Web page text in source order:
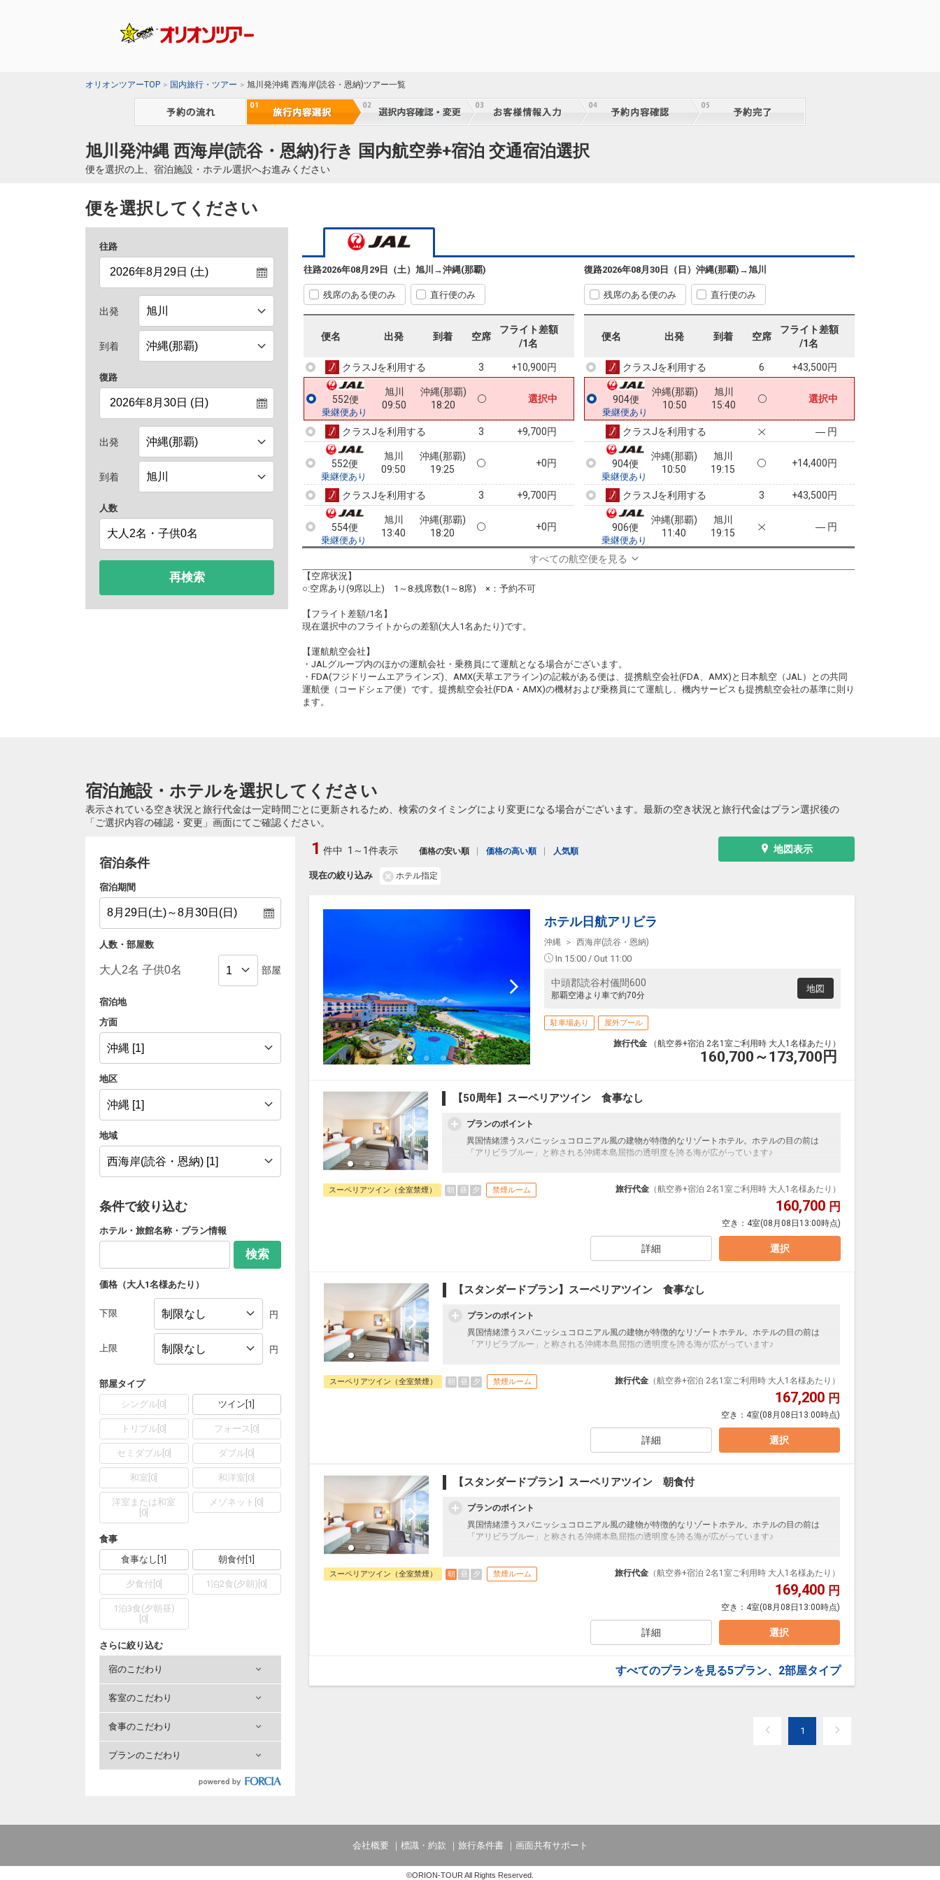
オリオンツアーTOP 国内旅行・ツアー 旭川発沖縄 西海岸(読谷・恩納)ツアー一覧
旭川発沖縄 西海岸(読谷・恩納)行き 国内航空券+宿泊 交通宿泊選択
便を選択の上、宿泊施設・ホテル選択へお進みください
便を選択してください
往路
出発
到着
復路
出発
到着
人数
再検索
往路2026年08月29日（土） 旭川 →沖縄(那覇)
残席のある便のみ 直行便のみ
便名 出発 到着 空席
フライト差額
/1名
552便
乗継便あり
旭川
09:50
沖縄(那覇)
16:25
クラスJを利用する 3
552便
09:50
沖縄(那覇)
17:40
+1,200円
クラスJを利用する 3 +10,900円
552便
乗継便あり
旭川
09:50
沖縄(那覇)
18:20
選択中
クラスJを利用する 3 +9,700円
552便
乗継便あり
旭川
09:50
沖縄(那覇)
19:25
+0円
クラスJを利用する 3 +9,700円
554便
乗継便あり
旭川
13:40
沖縄(那覇)
18:20
+0円
+9,700円
554便
旭川
13:40
沖縄(那覇)
19:25
クラスJを利用する 3 +16,900円
554便
乗継便あり
13:40
22:30
クラスJを利用する 3 +19,200円
復路2026年08月30日（日） 沖縄(那覇) →旭川
残席のある便のみ 直行便のみ
便名 出発 到着 空席
フライト差額
/1名
902便
乗継便あり
沖縄(那覇)
09:55
旭川
15:40
6
クラスJを利用する
902便
09:55
旭川
19:15
4 +7,300円
クラスJを利用する 6 +43,500円
904便
乗継便あり
沖縄(那覇)
10:50
旭川
15:40
選択中
クラスJを利用する ― 円
904便
乗継便あり
沖縄(那覇)
10:50
旭川
19:15
+14,400円
クラスJを利用する 3 +43,500円
906便
乗継便あり
沖縄(那覇)
11:40
旭川
19:15
― 円
クラスJを利用する
乗継便あり
クラスJを利用する 3 +45,800円
すべての航空便を見る
【空席状況】
○:空席あり(9席以上) 1～8:残席数(1～8席) ×：予約不可
【フライト差額/1名】
現在選択中のフライトからの差額(大人1名あたり)です。
【運航航空会社】
・JALグループ内のほかの運航会社・乗務員にて運航となる場合がございます。
・FDA(フジドリームエアラインズ)、AMX(天草エアライン)の記載がある便は、提携航空会社(FDA、AMX)と日本航空（JAL）との共同
運航便（コードシェア便）です。提携航空会社(FDA・AMX)の機材および乗務員にて運航し、機内サービスも提携航空会社の基準に則り
ます。
宿泊施設・ホテルを選択してください
表示されている空き状況と旅行代金は一定時間ごとに更新されるため、検索のタイミングにより変更になる場合がございます。最新の空き状況と旅行代金はプラン選択後の
「ご選択内容の確認・変更」画面にてご確認ください。
宿泊条件
宿泊期間
人数・部屋数
部屋
宿泊地
方面
地区
地域
条件で絞り込む
ホテル・旅館名称・プラン情報
検索
価格（大人1名様あたり）
下限 円
上限 円
部屋タイプ
シングル 0 ツイン 1
トリプル 0 フォース 0]
セミダブル[ 0] ダブル 0
和室 0 和洋室 0
洋室または和室
0
メゾネット 0
食事
食事なし 1 朝食付 1
夕食付 0] 1泊2食(夕朝) 0
1泊3食(夕朝昼)
0
さらに絞り込む
宿のこだわり
客室のこだわり
食事のこだわり
プランのこだわり
地図表示
現在の絞り込み ホテル指定
1 件中 1～1件表示 価格の安い順 価格の高い順 人気順
ホテル日航アリビラ
沖縄 西海岸(読谷・恩納)
In 15:00 / Out 11:00
中頭郡読谷村儀間600
那覇空港より車で約70分
地図
駐車場あり 屋外プール
旅行代金 （航空券+宿泊 2名1室ご利用時 大人1名様あたり）
160,700～173,700 円
【50周年】スーペリアツイン 食事なし
プランのポイント
異国情緒漂うスパニッシュコロニアル風の建物が特徴的なリゾートホテル。ホテルの目の前は
「アリビラブルー」と称される沖縄本島屈指の透明度を誇る海が広がっています♪
◆館内利用券お1人様に1枚プレゼント（2026年4月以降）
ビーチタオルや空気入れ（電動エアーポンプ）もご利用いただけます
■幼児４歳～５歳（未就学児）朝食料金として￥500円がかかります。※おひとり/１泊あたり/全
スーペリアツイン（全室禁煙） 朝 昼 夕 禁煙ルーム 旅行代金 （航空券+宿泊 2名1室ご利用時 大人1名様あたり）
160,700 円
空き： 4室(08月08日13:00時点)
詳細 選択
【スタンダードプラン】スーペリアツイン 食事なし
プランのポイント
異国情緒漂うスパニッシュコロニアル風の建物が特徴的なリゾートホテル。ホテルの目の前は
「アリビラブルー」と称される沖縄本島屈指の透明度を誇る海が広がっています♪
◆館内利用券お1人様に1枚プレゼント（2026年4月以降）
ビーチタオルや空気入れ（電動エアーポンプ）もご利用いただけます
■幼児４歳～５歳（未就学児）朝食料金として￥500円がかかります。※おひとり/１泊あたり/全
スーペリアツイン（全室禁煙） 朝 昼 夕 禁煙ルーム 旅行代金 （航空券+宿泊 2名1室ご利用時 大人1名様あたり）
167,200 円
空き： 4室(08月08日13:00時点)
詳細 選択
【スタンダードプラン】スーペリアツイン 朝食付
プランのポイント
異国情緒漂うスパニッシュコロニアル風の建物が特徴的なリゾートホテル。ホテルの目の前は
「アリビラブルー」と称される沖縄本島屈指の透明度を誇る海が広がっています♪
◆館内利用券お1人様に1枚プレゼント（2026年4月以降）
ビーチタオルや空気入れ（電動エアーポンプ）もご利用いただけます
ップやアクティビティ、ラウンジ、レストランにてご利用いただけます
スーペリアツイン（全室禁煙） 朝 昼 夕 禁煙ルーム 旅行代金 （航空券+宿泊 2名1室ご利用時 大人1名様あたり）
169,400 円
空き： 4室(08月08日13:00時点)
詳細 選択
すべてのプランを見る5プラン、2部屋タイプ
1
会社概要 標識・約款 旅行条件書 画面共有サポート
©ORION-TOUR All Rights Reserved.